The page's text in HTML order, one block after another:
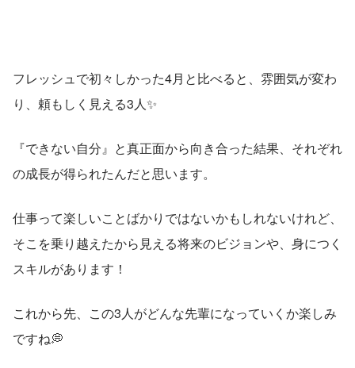
フレッシュで初々しかった4月と比べると、雰囲気が変わ
り、頼もしく見える3人✨
『できない自分』と真正面から向き合った結果、それぞれ
の成長が得られたんだと思います。
仕事って楽しいことばかりではないかもしれないけれど、
そこを乗り越えたから見える将来のビジョンや、身につく
スキルがあります！
これから先、この3人がどんな先輩になっていくか楽しみ
ですね💭